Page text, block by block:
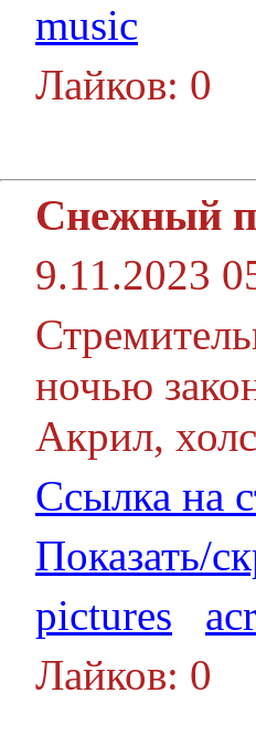
music
Лайков: 0
Снежный
9.11.2023
ночью
Акрил,
Ссылка на
Показать/
pictures
Лайков: 0